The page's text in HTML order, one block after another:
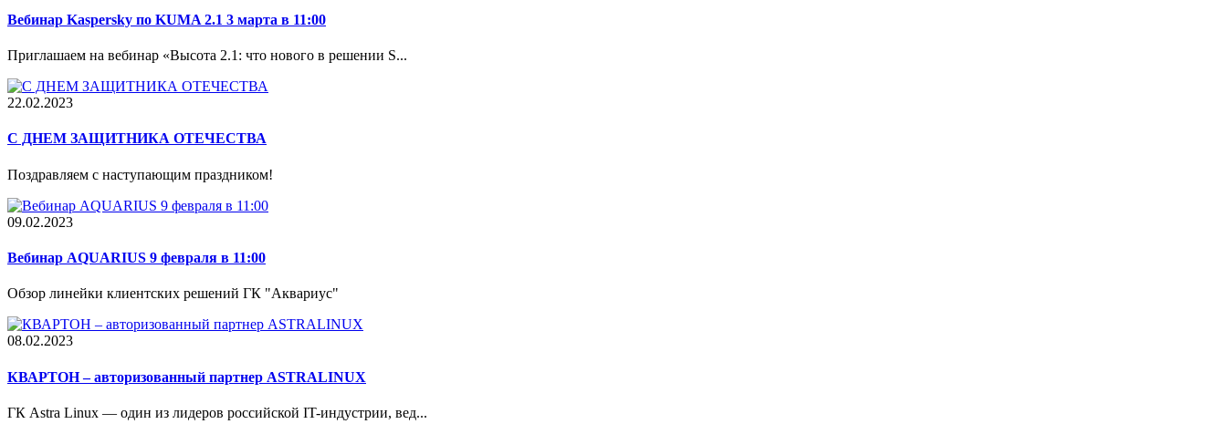
Вебинар Kaspersky по KUMA 2.1 3 марта в 11:00
Приглашаем на вебинар «Высота 2.1: что нового в решении S...
22.02.2023
С ДНЕМ ЗАЩИТНИКА ОТЕЧЕСТВА
Поздравляем с наступающим праздником!
09.02.2023
Вебинар AQUARIUS 9 февраля в 11:00
Обзор линейки клиентских решений ГК "Аквариус"
08.02.2023
КВАРТОН – авторизованный партнер ASTRALINUX
ГК Astra Linux — один из лидеров российской IT-индустрии, вед...